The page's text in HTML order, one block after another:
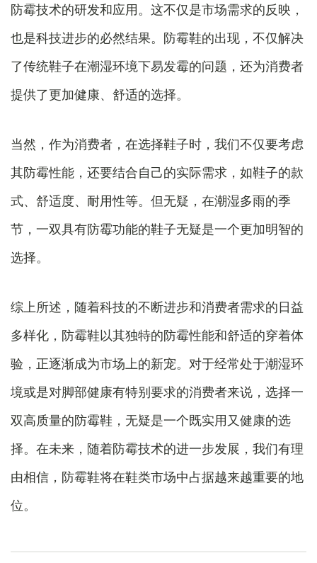
防霉技术的研发和应用。这不仅是市场需求的反映，
也是科技进步的必然结果。防霉鞋的出现，不仅解决
了传统鞋子在潮湿环境下易发霉的问题，还为消费者
提供了更加健康、舒适的选择。
当然，作为消费者，在选择鞋子时，我们不仅要考虑
其防霉性能，还要结合自己的实际需求，如鞋子的款
式、舒适度、耐用性等。但无疑，在潮湿多雨的季
节，一双具有防霉功能的鞋子无疑是一个更加明智的
选择。
综上所述，随着科技的不断进步和消费者需求的日益
多样化，防霉鞋以其独特的防霉性能和舒适的穿着体
验，正逐渐成为市场上的新宠。对于经常处于潮湿环
境或是对脚部健康有特别要求的消费者来说，选择一
双高质量的防霉鞋，无疑是一个既实用又健康的选
择。在未来，随着防霉技术的进一步发展，我们有理
由相信，防霉鞋将在鞋类市场中占据越来越重要的地
位。